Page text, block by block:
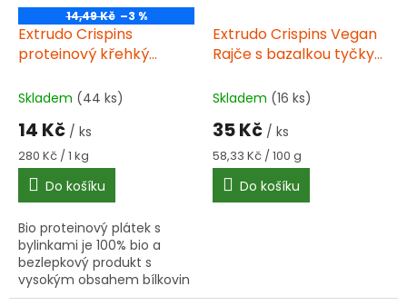
14,49 Kč –3 %
Extrudo Crispins
proteinový křehký
BIO
Skladem (44 ks)
14 Kč / ks
Měrná
cena:
280 Kč / 1 kg
Do košíku
Bio proteinový plátek s
bylinkami je 100% bio a
bezlepkový produkt s
vysokým obsahem bílkovin
(28,2g na 100g). Vyrobený z
Extrudo Crispins Vegan
Rajče s bazalkou tyčky
Skladem (16 ks)
35 Kč / ks
Měrná
cena:
58,33 Kč / 100 g
Do košíku